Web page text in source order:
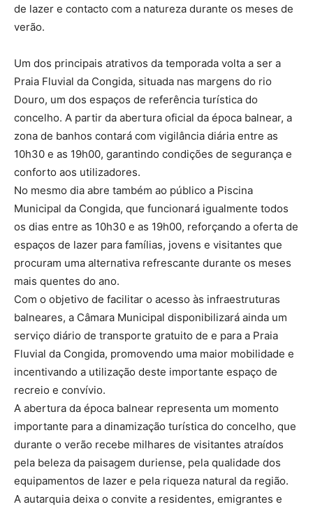
de lazer e contacto com a natureza durante os meses de
verão.
Um dos principais atrativos da temporada volta a ser a
Praia Fluvial da Congida, situada nas margens do rio
Douro, um dos espaços de referência turística do
concelho. A partir da abertura oficial da época balnear, a
zona de banhos contará com vigilância diária entre as
10h30 e as 19h00, garantindo condições de segurança e
conforto aos utilizadores.
No mesmo dia abre também ao público a Piscina
Municipal da Congida, que funcionará igualmente todos
os dias entre as 10h30 e as 19h00, reforçando a oferta de
espaços de lazer para famílias, jovens e visitantes que
procuram uma alternativa refrescante durante os meses
mais quentes do ano.
Com o objetivo de facilitar o acesso às infraestruturas
balneares, a Câmara Municipal disponibilizará ainda um
serviço diário de transporte gratuito de e para a Praia
Fluvial da Congida, promovendo uma maior mobilidade e
incentivando a utilização deste importante espaço de
recreio e convívio.
A abertura da época balnear representa um momento
importante para a dinamização turística do concelho, que
durante o verão recebe milhares de visitantes atraídos
pela beleza da paisagem duriense, pela qualidade dos
equipamentos de lazer e pela riqueza natural da região.
A autarquia deixa o convite a residentes, emigrantes e